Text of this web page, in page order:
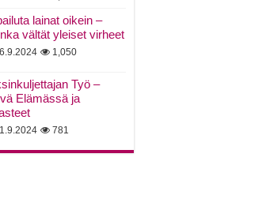
lainat oikein –
vältät yleiset virheet
1,050
Työ –
Elämässä ja
781